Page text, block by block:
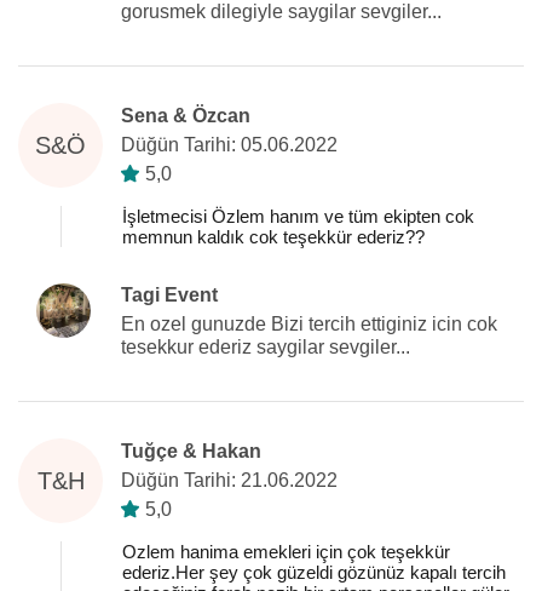
gorusmek dilegiyle saygilar sevgiler...
S&Ö
Sena & Özcan
Düğün Tarihi: 05.06.2022
5,0
İşletmecisi Özlem hanım ve tüm ekipten cok
memnun kaldık cok teşekkür ederiz??
Tagi Event
En ozel gunuzde Bizi tercih ettiginiz icin cok
tesekkur ederiz saygilar sevgiler...
T&H
Tuğçe & Hakan
Düğün Tarihi: 21.06.2022
5,0
Ozlem hanima emekleri için çok teşekkür
ederiz.Her şey çok güzeldi gözünüz kapalı tercih